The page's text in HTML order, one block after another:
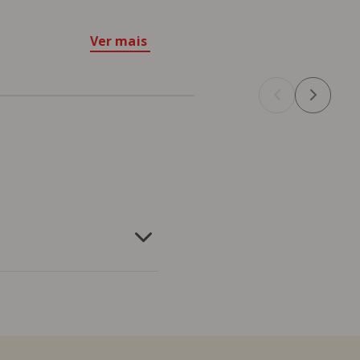
Ver mais